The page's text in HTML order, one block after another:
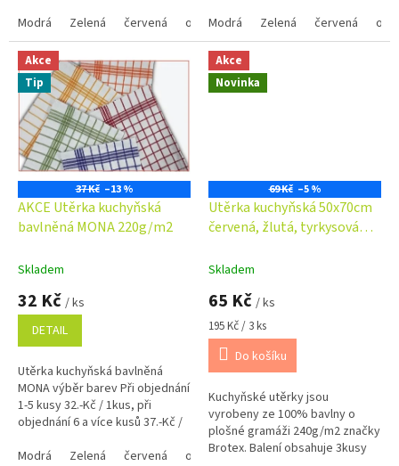
program se...
Modrá Zelená červená oranžová žlutá mix barev
Modrá
Zelená červená
Akce
Tip
37 Kč –13 %
AKCE Utěrka kuchyňská
bavlněná MONA 220g/m2
Skladem
32 Kč / ks
DETAIL
Utěrka kuchyňská bavlněná
MONA výběr barev Při objednání
1-5 kusy 32.-Kč / 1kus, při
objednání 6 a více kusů 37.-Kč /
program se...
Modrá Zelená červená oranžová žlutá mix barev
Akce
Novinka
69 Kč –5 %
Utěrka kuchyňská 50x70cm
červená, žlutá, tyrkysová
Skladem
65 Kč / ks
Měrná
cena:
195 Kč / 3 ks
Do košíku
Kuchyňské utěrky jsou
vyrobeny ze 100% bavlny o
plošné gramáži 240g/m2 značky
Brotex. Balení obsahuje 3kusy